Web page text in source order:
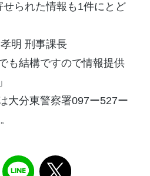
せられた情報も1件にとど
明 刑事課長
も結構ですので情報提供
大分東警察署097ー527ー